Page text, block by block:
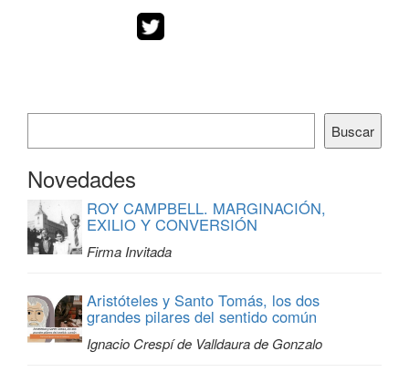
Buscar
Novedades
ROY CAMPBELL. MARGINACIÓN,
EXILIO Y CONVERSIÓN
Firma Invitada
Aristóteles y Santo Tomás, los dos
grandes pilares del sentido común
Ignacio Crespí de Valldaura de Gonzalo